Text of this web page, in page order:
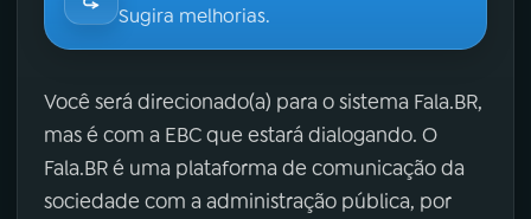
Sugira melhorias.
Você será direcionado(a) para o sistema Fala.BR,
mas é com a EBC que estará dialogando. O
Fala.BR é uma plataforma de comunicação da
sociedade com a administração pública, por